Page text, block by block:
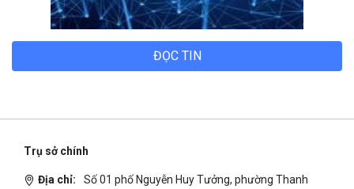
ĐỌC TIN
Trụ sở chính
Địa chỉ:
Số 01 phố Nguyễn Huy Tưởng, phường Thanh